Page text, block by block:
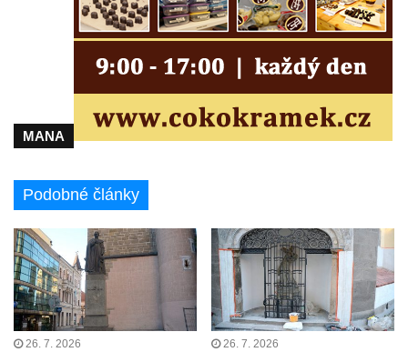
MANA
Podobné články
26. 7. 2026 26. 7. 2026